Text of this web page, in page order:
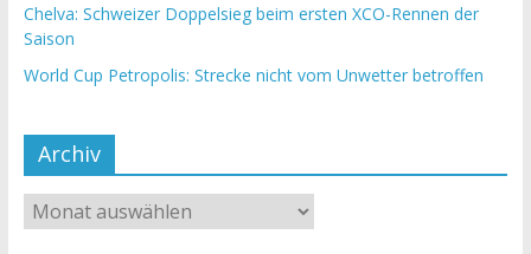
Chelva: Schweizer Doppelsieg beim ersten XCO-Rennen der
Saison
World Cup Petropolis: Strecke nicht vom Unwetter betroffen
Archiv